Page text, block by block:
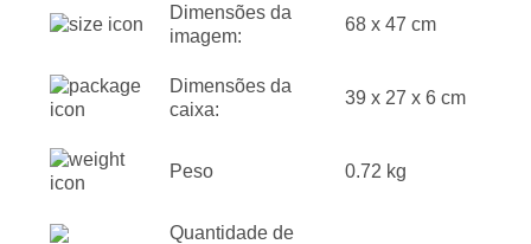
Dimensões da
imagem:
68 x 47 cm
Dimensões da
caixa:
39 x 27 x 6 cm
Peso 0.72 kg
Quantidade de